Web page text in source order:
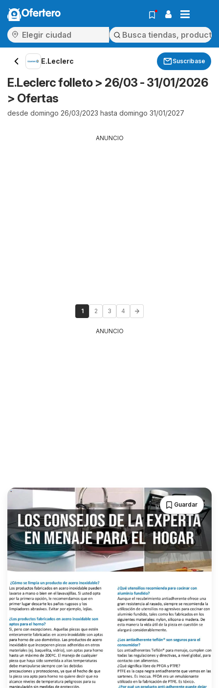
Ofertero
E.Leclerc Suscríbase
E.Leclerc folleto > 26/03 - 31/01/2026
> Ofertas
desde domingo 26/03/2023 hasta domingo 31/01/2027
ANUNCIO
1 2 3 4
ANUNCIO
Guardar